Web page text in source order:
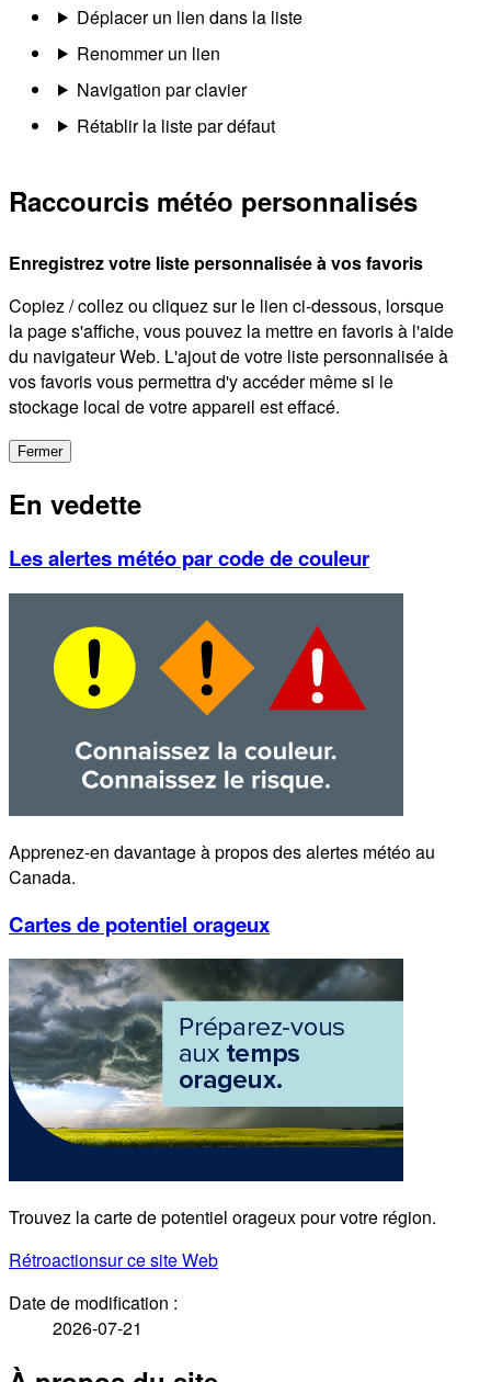
Déplacer un lien dans la liste
Renommer un lien
Navigation par clavier
Rétablir la liste par défaut
Raccourcis météo personnalisés
Enregistrez votre liste personnalisée à vos favoris
Copiez / collez ou cliquez sur le lien ci-dessous, lorsque
la page s'affiche, vous pouvez la mettre en favoris à l'aide
du navigateur Web. L'ajout de votre liste personnalisée à
vos favoris vous permettra d'y accéder même si le
stockage local de votre appareil est effacé.
Fermer
En vedette
Les alertes météo par code de couleur
Apprenez-en davantage à propos des alertes météo au
Canada.
Cartes de potentiel orageux
Trouvez la carte de potentiel orageux pour votre région.
Rétroactionsur ce site Web
Date de modification :
2026-07-21